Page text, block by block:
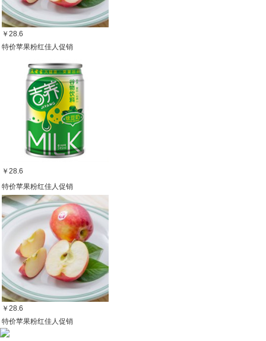
￥28.6
特价苹果粉红佳人促销
￥28.6
特价苹果粉红佳人促销
￥28.6
特价苹果粉红佳人促销